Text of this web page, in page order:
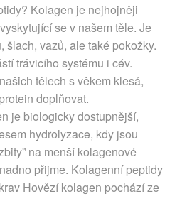
Kolagen je nejhojněji
se v našem těle. Je
šlach, vazů, ale také pokožky.
trávicího systému i cév.
tělech s věkem klesá,
doplňovat.
je biologicky dostupnější,
hydrolyzace, kdy jsou
na menší kolagenové
přijme. Kolagenní peptidy
Hovězí kolagen pochází ze